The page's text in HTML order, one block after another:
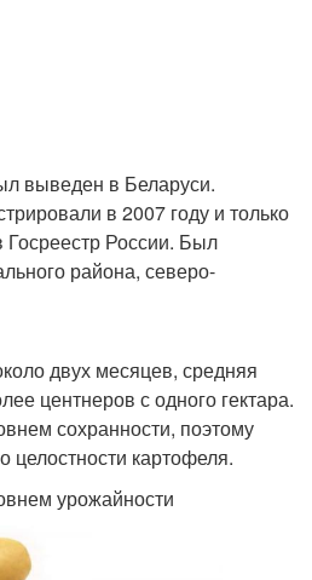
выведен в Беларуси.
в 2007 году и только
Госреестр России. Был
района, северо-
двух месяцев, средняя
центнеров с одного гектара.
сохранности, поэтому
целостности картофеля.
урожайности